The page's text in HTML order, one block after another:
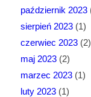
październik 2023
sierpień 2023(1)
czerwiec 2023(2)
maj 2023(2)
marzec 2023(1)
luty 2023(1)